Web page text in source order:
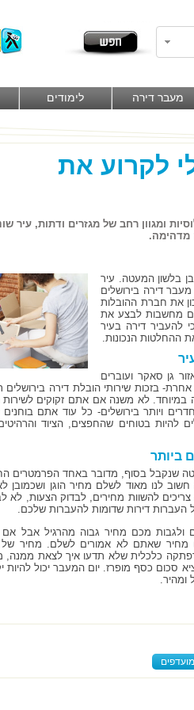
מעבר דירה לימודים
לקרוע את
ומגוון רחב של מגזרים ודתות, עיר
מדהימה.
בלשון המעטה. עיר
דירה בירושלים
את חברת ההובלות
מחשבות לבצע את
דירה בעיר
ההחלטות הנכונות.
גן סאקר ועוברים
בזכות שירותי הובלת דירה בירושלים
במיוחד. לא משנה אם אתם זקוקים לשירות
, הובלת דירת 3 חדרים בירושלים או הובלת דירת 5 חדרים ויותר בירושלים- כל
בטוחים שהחפצים, הציוד
ביותר
שנקבל בסוף, מדובר באחד הפרמטרים
לנו מאוד לשלם מחיר הוגן ושכמובן לא
להשוות מחירים, לבדוק הצעות, לא
דירות שדומות להעברות שלכם.
ולגבות מכם מחיר גבוה מהרגיל אבל
מחיר שאתם לא אמורים לשלם. מחיר של
כלכלית שלא תדעו איך לצאת ממנה,
כסף מופרז. יום המעבר יכול להיות
ומהיר.